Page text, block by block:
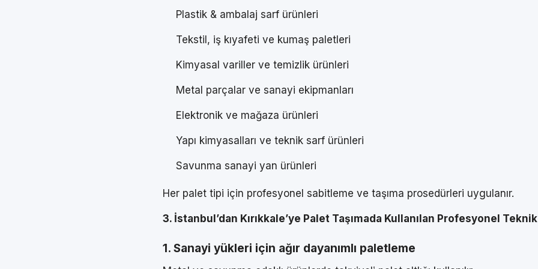
Plastik & ambalaj sarf ürünleri
Tekstil, iş kıyafeti ve kumaş paletleri
Kimyasal variller ve temizlik ürünleri
Metal parçalar ve sanayi ekipmanları
Elektronik ve mağaza ürünleri
Yapı kimyasalları ve teknik sarf ürünleri
Savunma sanayi yan ürünleri
Her palet tipi için profesyonel sabitleme ve taşıma prosedürleri uygulanır.
3. İstanbul’dan Kırıkkale’ye Palet Taşımada Kullanılan Profesyonel
1. Sanayi yükleri için ağır dayanımlı paletleme